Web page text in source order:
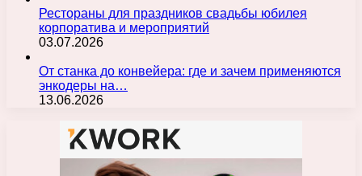
Рестораны для праздников свадьбы юбилея
корпоратива и мероприятий
03.07.2026
От станка до конвейера: где и зачем применяются
энкодеры на…
13.06.2026